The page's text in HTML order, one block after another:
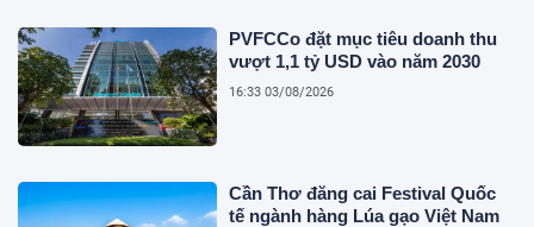
PVFCCo đặt mục tiêu doanh thu
vượt 1,1 tỷ USD vào năm 2030
16:33 03/08/2026
Cần Thơ đăng cai Festival Quốc
tế ngành hàng Lúa gạo Việt Nam